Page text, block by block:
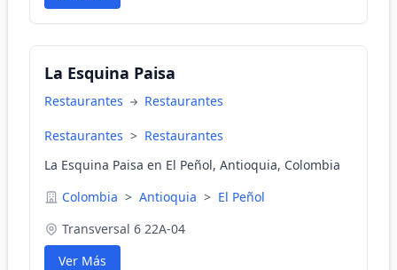
La Esquina Paisa
Restaurantes Restaurantes
Restaurantes > Restaurantes
La Esquina Paisa en El Peñol, Antioquia, Colombia
Colombia > Antioquia > El Peñol
Transversal 6 22A-04
Ver Más